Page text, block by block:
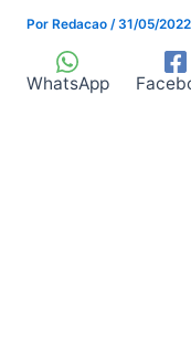
Por Redacao /31/05/2022
WhatsApp